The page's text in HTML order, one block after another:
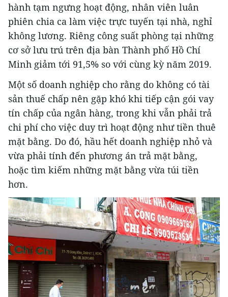
hành tạm ngưng hoạt động, nhân viên luân
phiên chia ca làm việc trực tuyến tại nhà, nghỉ
không lương. Riêng công suất phòng tại những
cơ sở lưu trú trên địa bàn Thành phố Hồ Chí
Minh giảm tới 91,5% so với cùng kỳ năm 2019.
Một số doanh nghiệp cho rằng do không có tài
sản thuế chấp nên gặp khó khi tiếp cận gói vay
tín chấp của ngân hàng, trong khi vẫn phải trả
chi phí cho việc duy trì hoạt động như tiền thuê
mặt bằng. Do đó, hầu hết doanh nghiệp nhỏ và
vừa phải tính đến phương án trả mặt bằng,
hoặc tìm kiếm những mặt bằng vừa túi tiền
hơn.